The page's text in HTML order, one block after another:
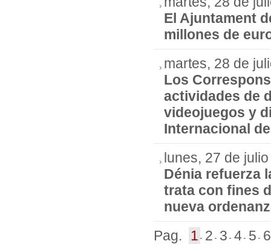
El Ajuntament
millones de
martes, 28 de
Los
actividades de
videojuegos y
Internacional
lunes, 27 de
Dénia refuerza
trata con fines
nueva
Pag.
1 2 3 4 5 6